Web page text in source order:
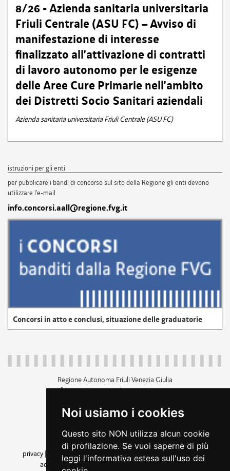
Noi usiamo i cookies
Questo sito NON utilizza alcun cookie
di profilazione. Se vuoi saperne di più
leggi l'informativa estesa sull'uso dei
8/26 - Azienda sanitaria universitaria
Friuli Centrale (ASU FC) – Avviso di
manifestazione di interesse
finalizzato all’attivazione di contratti
di lavoro autonomo per le esigenze
delle Aree Cure Primarie nell’ambito
dei Distretti Socio Sanitari aziendali
Azienda sanitaria universitaria Friuli Centrale (ASU FC)
istruzioni per gli enti
per pubblicare i bandi di concorso sul sito della Regione gli enti devono
utilizzare l'e-mail
info.concorsi.aall@regione.fvg.it
Concorsi in atto e conclusi, situazione delle graduatorie
Regione Autonoma Friuli Venezia Giulia
c.f. 80014930327; p.iva 00526040324
+39 040 3771111
amministrazione trasparente
privacy
cookie |note legali accessibilità
dichiarazione di
accessibilità| feedback cambio preferenze cookie